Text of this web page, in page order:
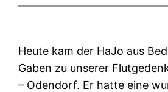
Heute kam der HaJo aus
Gaben zu unserer
– Odendorf. Er hatte eine